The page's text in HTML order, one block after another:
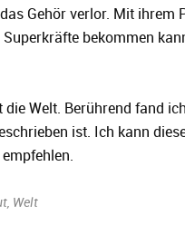
Gehör verlor. Mit ihrem
Superkräfte bekommen
Welt. Berührend fand
ist. Ich kann
, Welt